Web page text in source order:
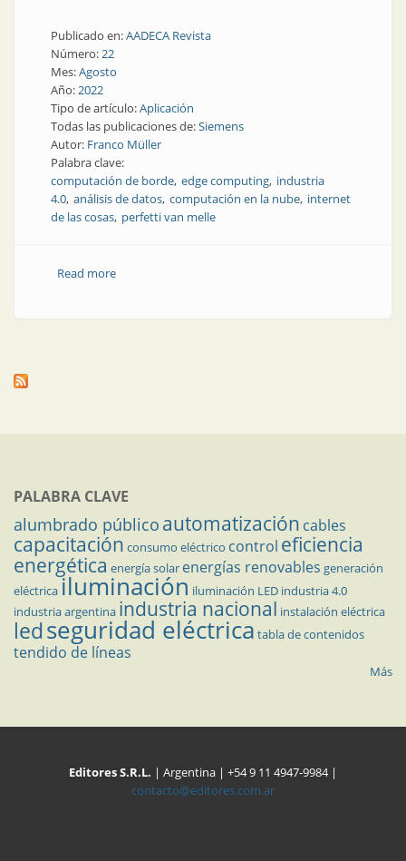
Publicado en:AADECA Revista
Número:22
Mes:Agosto
Año:2022
Tipo de artículo:Aplicación
Todas las publicaciones de:Siemens
Autor: Franco Müller
Palabra clave:
computación de borde edge computing industria
4.0 análisis de datos computación en la nube internet
de las cosas perfetti van melle
Read moreabout Herramientas para el análisis de datos de
PALABRA CLAVE
alumbrado público automatización cables
capacitación consumo eléctrico control eficiencia
energética energía solar energías renovables generación
eléctricailuminación iluminación LED industria 4.0
industria argentina industria nacional instalación eléctrica
ledseguridad eléctrica tabla de contenidos
tendido de líneas
Más
Editores S.R.L. | Argentina | +54 9 11 4947-9984 |
contacto@editores.com.ar